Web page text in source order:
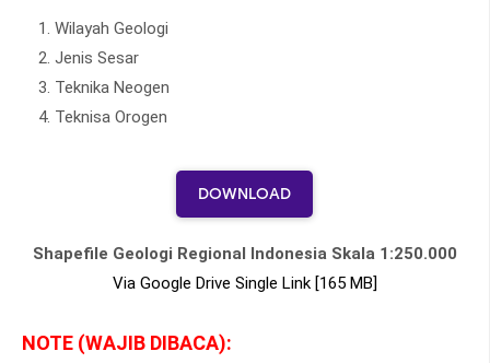
Wilayah Geologi
Jenis Sesar
Teknika Neogen
Teknisa Orogen
DOWNLOAD
Shapefile Geologi Regional Indonesia Skala 1:250.000
Via Google Drive Single Link [165 MB]
NOTE (WAJIB DIBACA):